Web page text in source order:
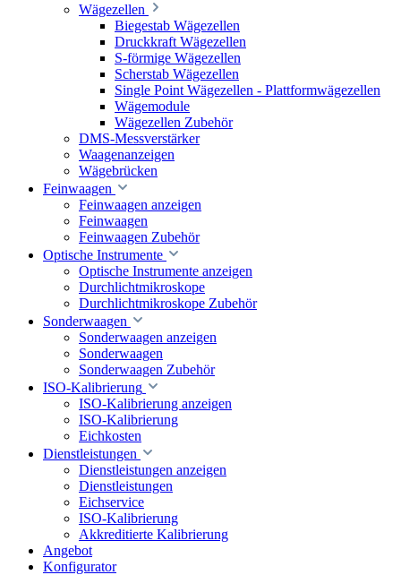
Wägezellen
Biegestab Wägezellen
Druckkraft Wägezellen
S-förmige Wägezellen
Scherstab Wägezellen
Single Point Wägezellen - Plattformwägezellen
Wägemodule
Wägezellen Zubehör
DMS-Messverstärker
Waagenanzeigen
Wägebrücken
Feinwaagen
Feinwaagen anzeigen
Feinwaagen
Feinwaagen Zubehör
Optische Instrumente
Optische Instrumente anzeigen
Durchlichtmikroskope
Durchlichtmikroskope Zubehör
Sonderwaagen
Sonderwaagen anzeigen
Sonderwaagen
Sonderwaagen Zubehör
ISO-Kalibrierung
ISO-Kalibrierung anzeigen
ISO-Kalibrierung
Eichkosten
Dienstleistungen
Dienstleistungen anzeigen
Dienstleistungen
Eichservice
ISO-Kalibrierung
Akkreditierte Kalibrierung
Angebot
Konfigurator